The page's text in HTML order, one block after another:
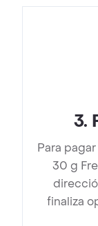
3.
Para
30 g
finaliza